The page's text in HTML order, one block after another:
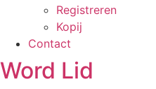
Registreren
Kopij
Contact
Word Lid